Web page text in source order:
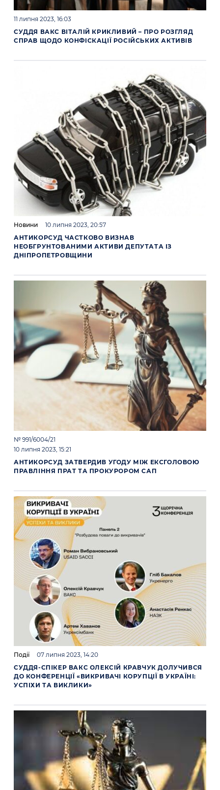
11 липня 2023, 16:03
СУДДЯ ВАКС ВІТАЛІЙ КРИКЛИВИЙ – ПРО РОЗГЛЯД
СПРАВ ЩОДО КОНФІСКАЦІЇ РОСІЙСЬКИХ АКТИВІВ
Новини
10 липня 2023, 20:57
АНТИКОРСУД ЧАСТКОВО ВИЗНАВ
НЕОБГРУНТОВАНИМИ АКТИВИ ДЕПУТАТА ІЗ
ДНІПРОПЕТРОВЩИНИ
№ 991/6004/21
10 липня 2023, 15:21
АНТИКОРСУД ЗАТВЕРДИВ УГОДУ МІЖ ЕКСГОЛОВОЮ
ПРАВЛІННЯ ПРАТ ТА ПРОКУРОРОМ САП
Події
07 липня 2023, 14:20
СУДДЯ-СПІКЕР ВАКС ОЛЕКСІЙ КРАВЧУК ДОЛУЧИВСЯ
ДО КОНФЕРЕНЦІЇ «ВИКРИВАЧІ КОРУПЦІЇ В УКРАЇНІ:
УСПІХИ ТА ВИКЛИКИ»